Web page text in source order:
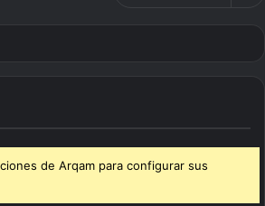
de Arqam para configurar sus